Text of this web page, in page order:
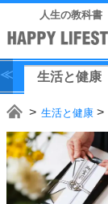
人生の教科書
生活と健康
生活と健康